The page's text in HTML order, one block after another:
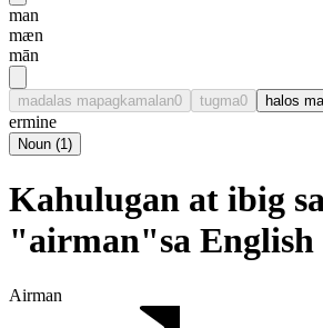
man
mæn
mān
madalas mapagkamalan0 tugma0 halos
ermine
Noun (1)
Kahulugan at ibig
"airman"sa English
Airman